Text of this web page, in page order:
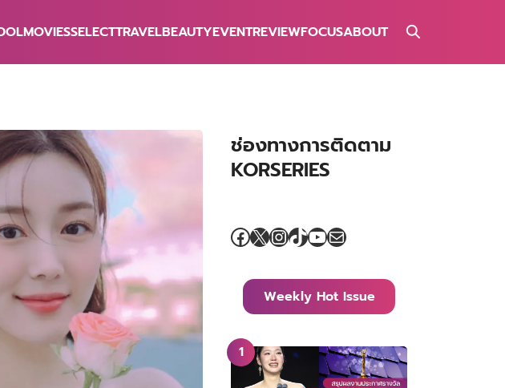
MOVIESSELECTTRAVELBEAUTYEVENTREVIEWFOCUSABOUT
ช่องทางการติดตาม
KORSERIES
Facebook
X Instagram
TikTok
YouTube
Mail
Weekly Hot Issue